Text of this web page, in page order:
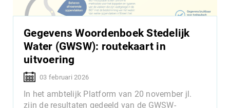
Gegevens Woordenboek Stedelijk
Water (GWSW): routekaart in
uitvoering
03 februari 2026
In het ambtelijk Platform van 20 november jl.
zijn de resultaten gedeeld van de GWSW-